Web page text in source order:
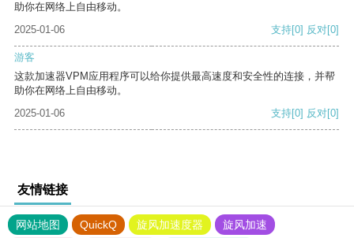
助你在网络上自由移动。
2025-01-06
支持[0] 反对[0]
游客
这款加速器VPM应用程序可以给你提供最高速度和安全性的连接，并帮
助你在网络上自由移动。
2025-01-06
支持[0] 反对[0]
友情链接
网站地图 QuickQ 旋风加速度器
旋风加速